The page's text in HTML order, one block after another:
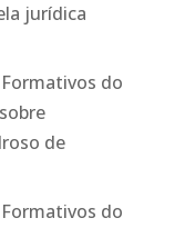
jurídica
do
de
do